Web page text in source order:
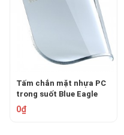
Tấm chắn mặt nhựa PC
trong suốt Blue Eagle
FC45
0₫